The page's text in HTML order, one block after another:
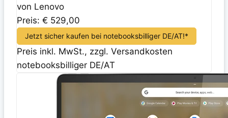
von Lenovo
Preis: € 529,00
Jetzt sicher kaufen bei notebooksbilliger DE/AT!*
Preis inkl. MwSt., zzgl. Versandkosten
notebooksbilliger DE/AT